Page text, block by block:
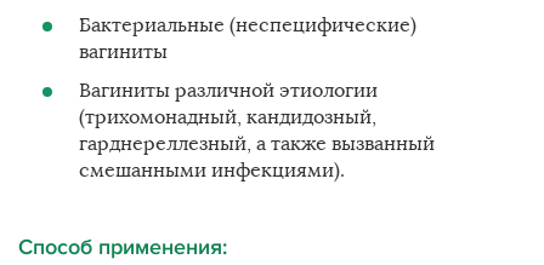
Бактериальные (неспецифические)
вагиниты
Вагиниты различной этиологии
(трихомонадный, кандидозный,
гарднереллезный, а также вызванный
смешанными инфекциями).
Способ применения: